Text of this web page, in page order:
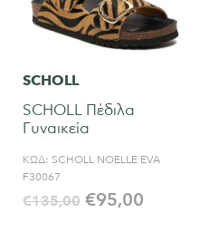
SCHOLL
SCHOLL Πέδιλα
Γυναικεία
ΚΩΔ: SCHOLL NOELLE EVA
F30067
€135,00 €95,00